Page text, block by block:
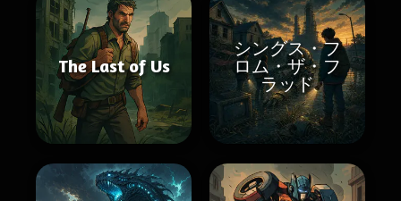
The Last of Us
シングス・フ
ロム・ザ・フ
ラッド